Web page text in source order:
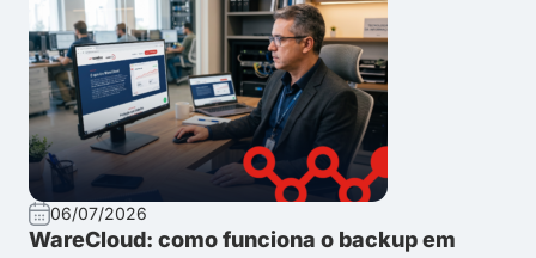
06/07/2026
WareCloud: como funciona o backup em